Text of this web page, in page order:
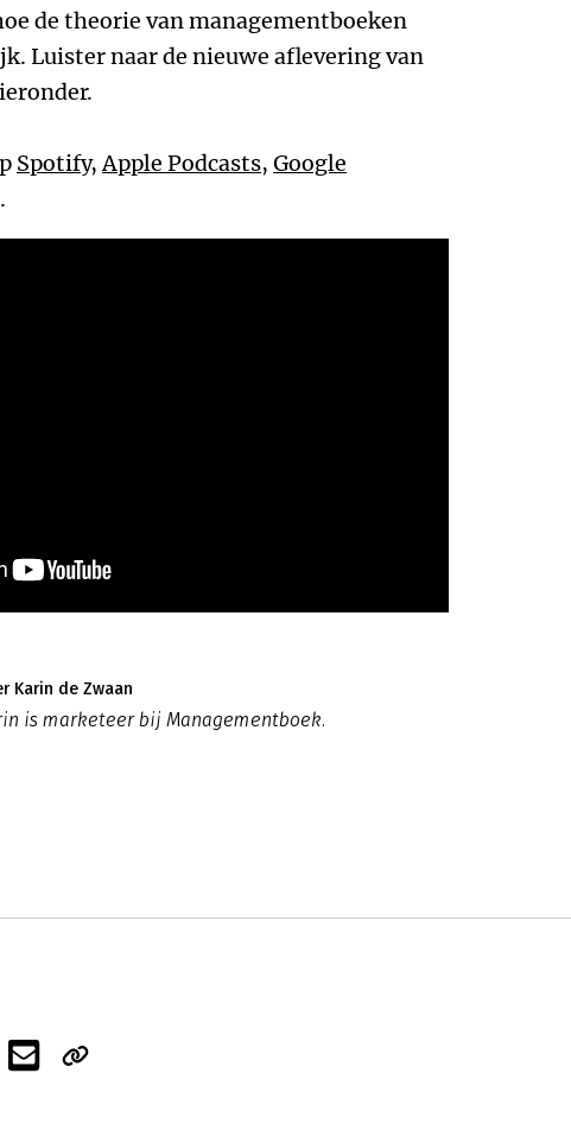
de theorie van managementboeken
Luister naar de nieuwe aflevering van
Spotify,Apple Podcasts, Google
.
Karin de Zwaan
is marketeer bij Managementboek.